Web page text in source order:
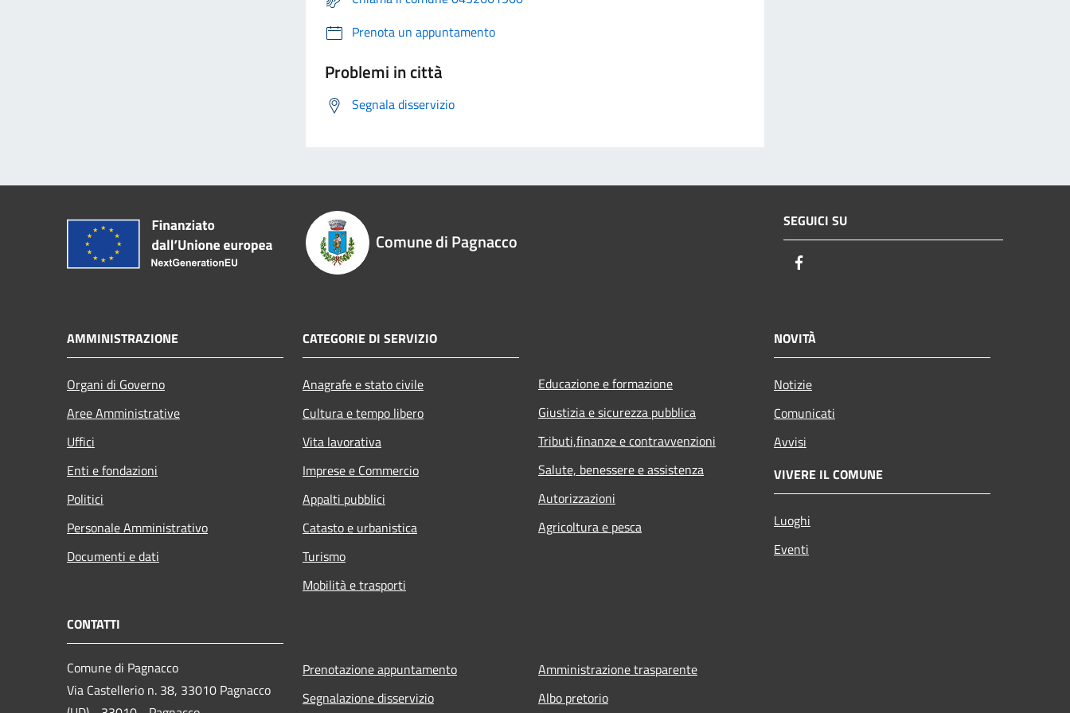
Prenota un appuntamento
Problemi in città
Segnala disservizio
Comune di Pagnacco
SEGUICI SU
AMMINISTRAZIONE
Organi di Governo
Aree Amministrative
Uffici
Enti e fondazioni
Politici
Personale Amministrativo
Documenti e dati
CATEGORIE DI SERVIZIO
Anagrafe e stato civile
Cultura e tempo libero
Vita lavorativa
Imprese e Commercio
Appalti pubblici
Catasto e urbanistica
Turismo
Mobilità e trasporti
Educazione e formazione
Giustizia e sicurezza pubblica
Tributi,finanze e contravvenzioni
Salute, benessere e assistenza
Autorizzazioni
Agricoltura e pesca
NOVITÀ
Notizie
Comunicati
Avvisi
VIVERE IL COMUNE
Luoghi
Eventi
CONTATTI
Comune di Pagnacco
Via Castellerio n. 38, 33010 Pagnacco
Prenotazione appuntamento
Segnalazione disservizio
Amministrazione trasparente
Albo pretorio